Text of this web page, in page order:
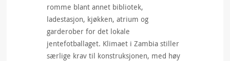
romme blant annet bibliotek,
ladestasjon, kjøkken, atrium og
garderober for det lokale
jentefotballaget. Klimaet i Zambia stiller
særlige krav til konstruksjonen, med høy